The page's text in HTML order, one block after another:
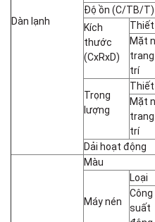
Dàn lạnh
Độ ồn (C/TB/T)
Kích
thước
(CxRxD)
Thiết
Mặt
trang
trí
Trọng
lượng
Thiết
Mặt
trang
trí
Dải hoạt động
Màu
Máy nén
Loại
Công
suất